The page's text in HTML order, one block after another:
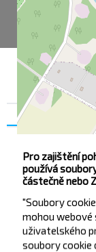
Корени
Корени Дер
Pro zajištění
používá
částečně nebo
"Soubory
mohou
uživatelského
soubory cookie